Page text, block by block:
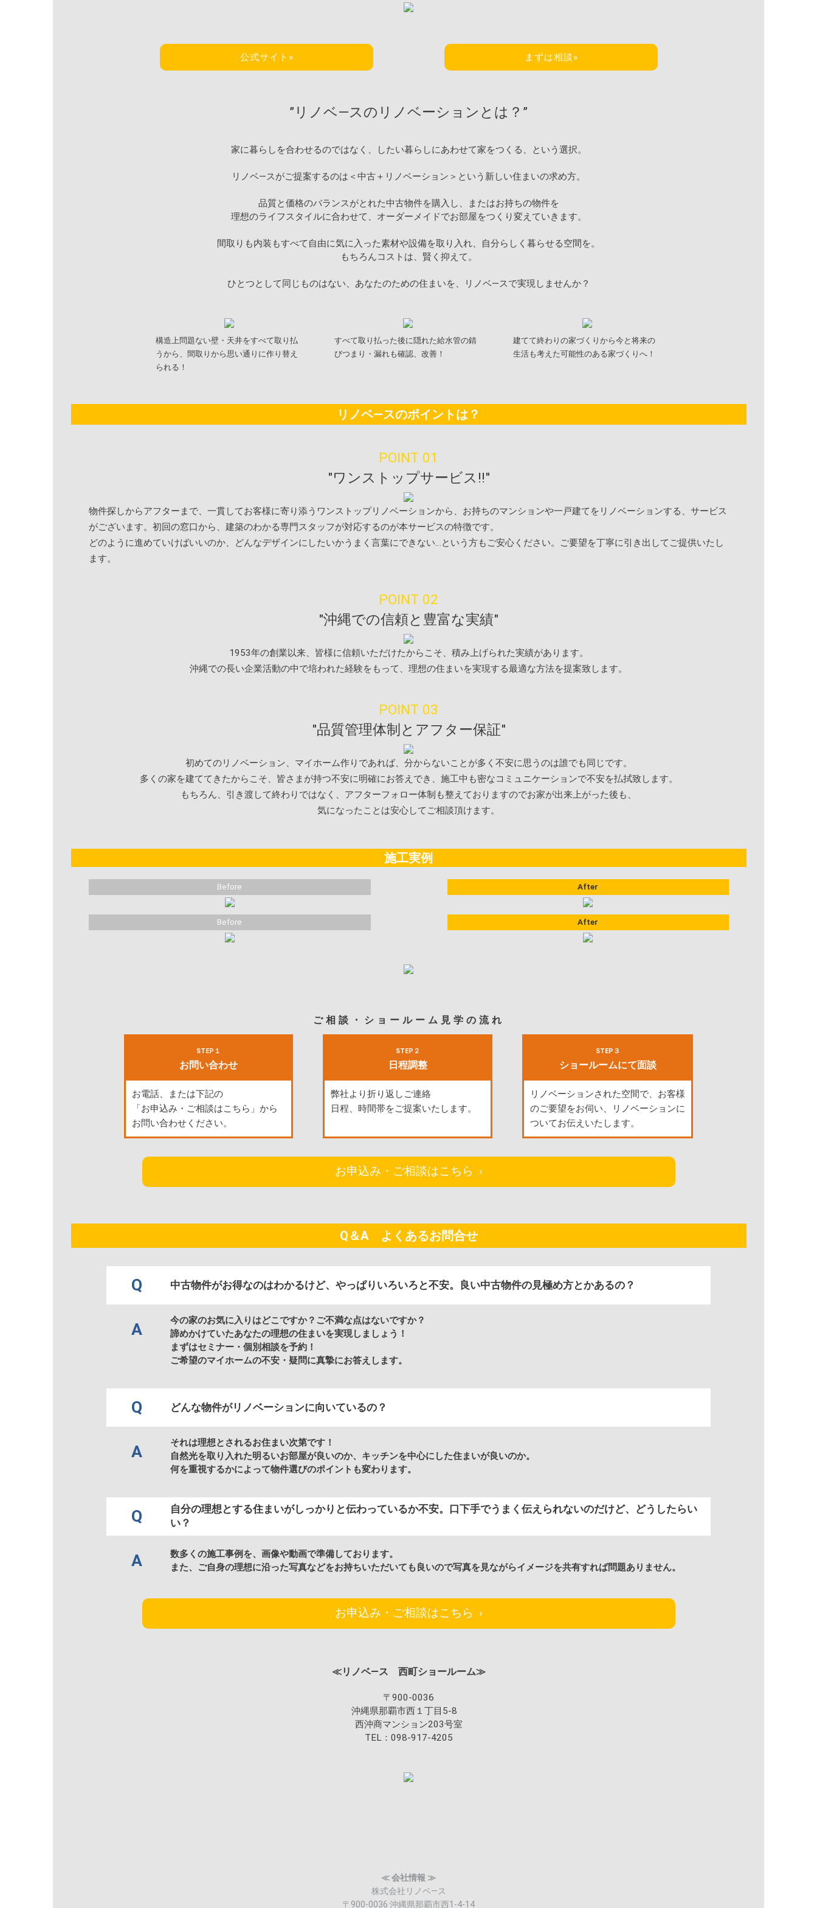
公式サイト» まずは相談»
”リノベ―スのリノベーションとは？”
家に暮らしを合わせるのではなく、したい暮らしにあわせて家をつくる、という選択。
リノベ―スがご提案するのは＜中古＋リノベーション＞という新しい住まいの求め方。
品質と価格のバランスがとれた中古物件を購入し、またはお持ちの物件を
理想のライフスタイルに合わせて、オーダーメイドでお部屋をつくり変えていきます。
間取りも内装もすべて自由に気に入った素材や設備を取り入れ、自分らしく暮らせる空間を。
もちろんコストは、賢く抑えて。
ひとつとして同じものはない、あなたのための住まいを、リノベ―スで実現しませんか？
構造上問題ない壁・天井をすべて取り払
うから、間取りから思い通りに作り替え
られる！
すべて取り払った後に隠れた給水管の錆
びつまり・漏れも確認、改善！
建てて終わりの家づくりから今と将来の
生活も考えた可能性のある家づくりへ！
リノベ―スのポイントは？
POINT 01
"ワンストップサービス!!"
物件探しからアフターまで、一貫してお客様に寄り添うワンストップリノベーションから、お持ちのマンションや一戸建てをリノベーションする、サービス
がございます。初回の窓口から、建築のわかる専門スタッフが対応するのが本サービスの特徴です。
どのように進めていけばいいのか、どんなデザインにしたいかうまく言葉にできない…という方もご安心ください。ご要望を丁寧に引き出してご提供いたし
ます。
POINT 02
"沖縄での信頼と豊富な実績"
1953年の創業以来、皆様に信頼いただけたからこそ、積み上げられた実績があります。
沖縄での長い企業活動の中で培われた経験をもって、理想の住まいを実現する最適な方法を提案致します。
POINT 03
"品質管理体制とアフター保証"
初めてのリノベーション、マイホーム作りであれば、分からないことが多く不安に思うのは誰でも同じです。
多くの家を建ててきたからこそ、皆さまが持つ不安に明確にお答えでき、施工中も密なコミュニケーションで不安を払拭致します。
もちろん、引き渡して終わりではなく、アフターフォロー体制も整えておりますのでお家が出来上がった後も、
気になったことは安心してご相談頂けます。
施工実例
Before After
Before After
ご相談・ショールーム見学の流れ
STEP１
お問い合わせ
STEP２
日程調整
STEP３
ショールームにて面談
お電話、または下記の
「お申込み・ご相談はこちら」から
お問い合わせください。
弊社より折り返しご連絡
日程、時間帯をご提案いたします。
リノベーションされた空間で、お客様
のご要望をお伺い、リノベーションに
ついてお伝えいたします。
お申込み・ご相談はこちら ›
Q＆A よくあるお問合せ
Q 中古物件がお得なのはわかるけど、やっぱりいろいろと不安。良い中古物件の見極め方とかあるの？
A
今の家のお気に入りはどこですか？ご不満な点はないですか？
諦めかけていたあなたの理想の住まいを実現しましょう！
まずはセミナー・個別相談を予約！
ご希望のマイホームの不安・疑問に真摯にお答えします。
Q どんな物件がリノベーションに向いているの？
A
それは理想とされるお住まい次第です！
自然光を取り入れた明るいお部屋が良いのか、キッチンを中心にした住まいが良いのか。
何を重視するかによって物件選びのポイントも変わります。
Q
自分の理想とする住まいがしっかりと伝わっているか不安。口下手でうまく伝えられないのだけど、どうしたらい
い？
A
数多くの施工事例を、画像や動画で準備しております。
また、ご自身の理想に沿った写真などをお持ちいただいても良いので写真を見ながらイメージを共有すれば問題ありません。
お申込み・ご相談はこちら ›
≪リノベ―ス 西町ショールーム≫
〒900-0036
沖縄県那覇市西１丁目5-8
西沖商マンション203号室
TEL：098-917-4205
≪ 会社情報 ≫
株式会社リノベ―ス
〒900-0036 沖縄県那覇市西1-4-14